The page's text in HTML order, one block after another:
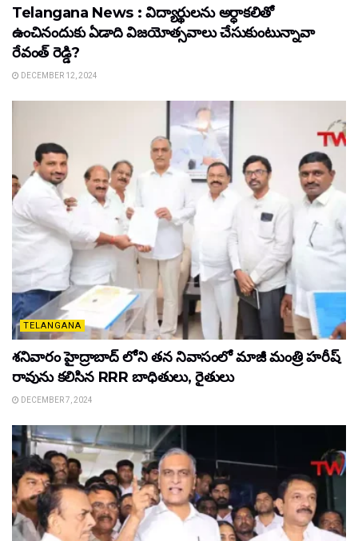
Telangana News : విద్యార్థులను అర్ధాకలితో
ఉంచినందుకు ఏడాది విజయోత్సవాలు చేసుకుంటున్నావా
రేవంత్ రెడ్డి?
DECEMBER 12, 2024
TELANGANA
శనివారం హైద్రాబాద్ లోని తన నివాసంలో మాజీ మంత్రి హరీష్
రావును కలిసిన RRR బాధితులు, రైతులు
DECEMBER 7, 2024